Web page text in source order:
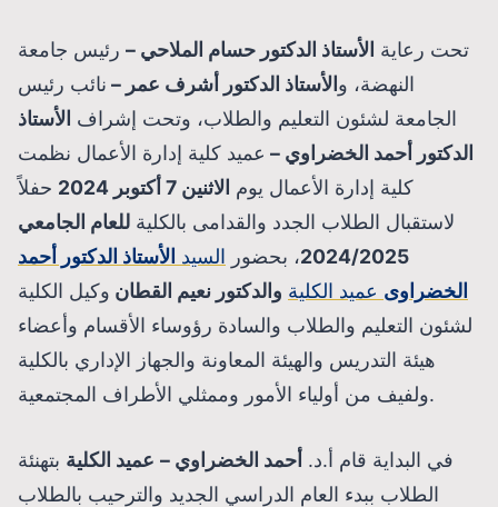
تحت رعاية الأستاذ الدكتور حسام الملاحي – رئيس جامعة
النهضة، والأستاذ الدكتور أشرف عمر – نائب رئيس
الجامعة لشئون التعليم والطلاب، وتحت إشراف الأستاذ
الدكتور أحمد الخضراوي – عميد كلية إدارة الأعمال نظمت
كلية إدارة الأعمال يوم الاثنين 7 أكتوبر 2024
حفلاً
لاستقبال الطلاب الجدد والقدامى بالكلية للعام الجامعي
2024/2025، بحضور السيد الأستاذ الدكتور أحمد
الخضراوى عميد الكلية والدكتور نعيم القطان وكيل الكلية
لشئون التعليم والطلاب والسادة رؤوساء الأقسام وأعضاء
هيئة التدريس والهيئة المعاونة والجهاز الإداري بالكلية
ولفيف من أولياء الأمور وممثلي الأطراف المجتمعية.
في البداية قام أ.د. أحمد الخضراوي – عميد الكلية بتهنئة
الطلاب ببدء العام الدراسي الجديد والترحيب بالطلاب